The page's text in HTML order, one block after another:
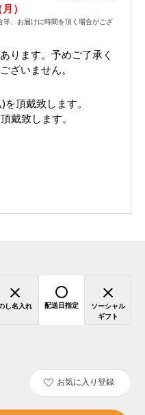
）
、お届けに時間を頂く場合がござ
ります。予めご了承く
ざいません。
を頂戴致します。
戴致します。
し名入れ 配送日指定
ソーシャル
ギフト
お気に入り登録